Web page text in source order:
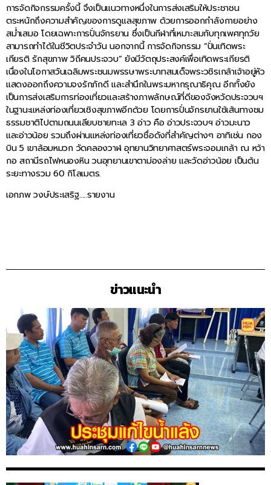
การจัดกิจกรรมครั้งนี้ จึงเป็นแนวทางหนึ่งในการส่งเสริมให้ประชาชน
ตระหนักถึงความสำคัญของการดูแลสุขภาพ ด้วยการออกกำลังกายอย่าง
สม่ำเสมอ โดยเฉพาะการปั่นจักรยาน ซึ่งเป็นกีฬาที่เหมาะสมกับทุกเพศทุกวัย
สามารถทำได้ในชีวิตประจำวัน นอกจากนี้ การจัดกิจกรรม “ปั่นเทิดพระ
เกียรติ รักสุขภาพ วิถีคนประจวบ” ยังมีวัตถุประสงค์เพื่อเทิดพระเกียรติ
เนื่องในโอกาสวันเฉลิมพระชนมพรรษาพระบาทสมเด็จพระวชิรเกล้าเจ้าอยู่หัว
แสดงออกถึงความจงรักภักดี และสำนึกในพระมหากรุณาธิคุณ อีกทั้งยัง
เป็นการส่งเสริมการท่องเที่ยวและสร้างภาพลักษณ์ที่ดีของจังหวัดประจวบฯ
ในฐานะแหล่งท่องเที่ยวเชิงสุขภาพอีกด้วย โดยการปั่นจักรยานใช้เส้นทางชม
ธรรมชาติไปตามถนนเลียบชายทะเล 3 อ่าว คือ อ่าวประจวบฯ อ่าวมะนาว
และอ่าวน้อย รวมถึงผ่านแหล่งท่องเที่ยวชื่อดังที่สำคัญต่างๆ อาทิเช่น กอง
บิน 5 เขาล้อมหมวก วัดคลองวาฬ อุทยานวิทยาศาสตร์พระจอมเกล้า ณ หว้า
กอ สถานีรถไฟหนองหิน วนอุทยานเขาตาม่องล่าย และวัดอ่าวน้อย เป็นต้น
ระยะทางรวม 60 กิโลเมตร.
เอกภพ วงษ์ประเสริฐ…..รายงาน
ข่าวแนะนำ